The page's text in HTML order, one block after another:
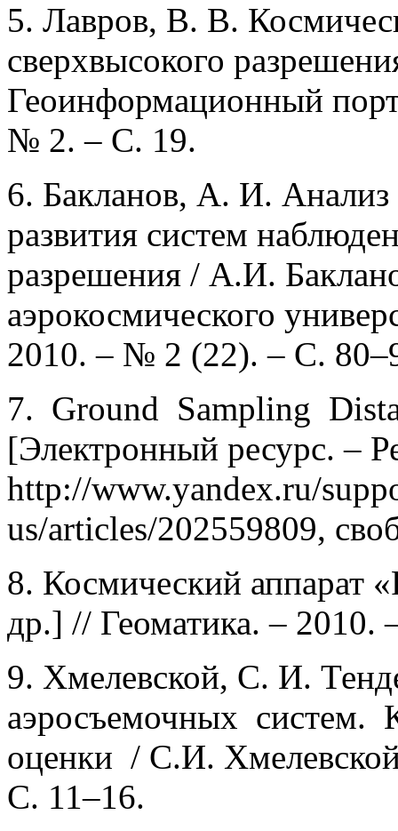
5. Лавров, В. В.
сверхвысокого
Геоинформационный
№ 2. – С. 19.
6. Бакланов, А. И. Анализ
развития систем
разрешения / А.И.
аэрокосмического
2010. – № 2 (22). – С.
7. Ground Sampling
[Электронный ресурс. –
http://www.yandex.ru/
us/articles/202559809,
8. Космический аппарат
др.] // Геоматика. –
9. Хмелевской, С. И.
аэросъемочных систем.
оценки / С.И.
С. 11–16.